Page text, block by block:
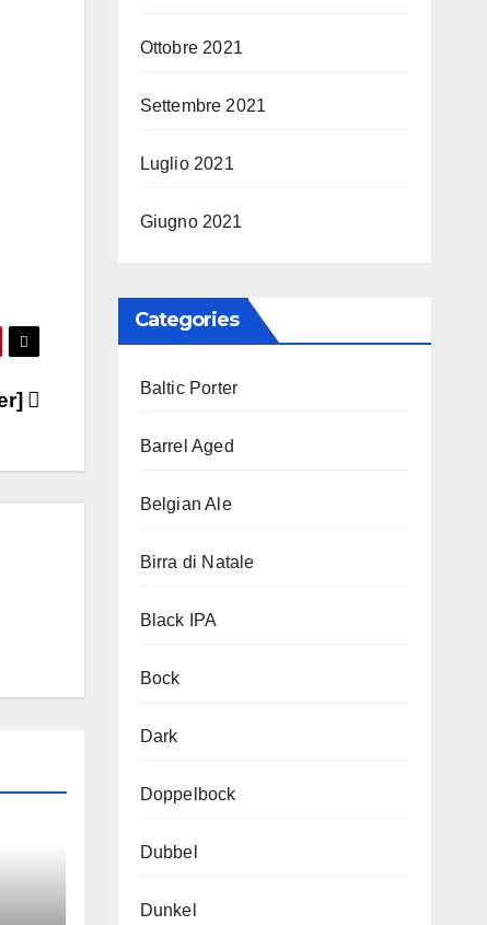
Ottobre 2021
Settembre 2021
Luglio 2021
Giugno 2021
Categories
Baltic Porter
Barrel Aged
Belgian Ale
Birra di Natale
Black IPA
Bock
Dark
Doppelbock
Dubbel
Dunkel